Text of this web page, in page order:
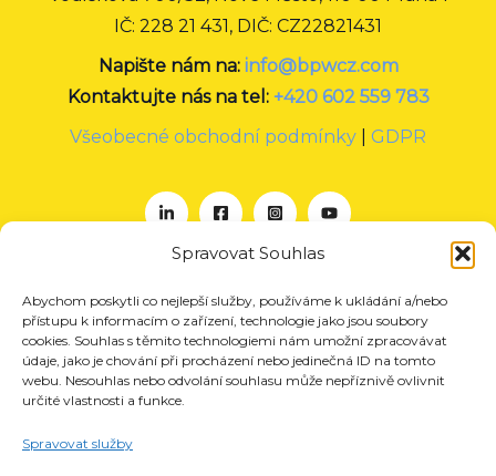
Spravovat Souhlas
Abychom poskytli co nejlepší služby, používáme k ukládání a/nebo
přístupu k informacím o zařízení, technologie jako jsou soubory
cookies. Souhlas s těmito technologiemi nám umožní zpracovávat
údaje, jako je chování při procházení nebo jedinečná ID na tomto
webu. Nesouhlas nebo odvolání souhlasu může nepříznivě ovlivnit
určité vlastnosti a funkce.
Spravovat služby
IČ: 228 21 431, DIČ: CZ22821431
Napište nám na: info@bpwcz.com
Kontaktujte nás na tel: +420 602 559 783
Všeobecné obchodní podmínky
GDPR
O nás
Projekty
Členství